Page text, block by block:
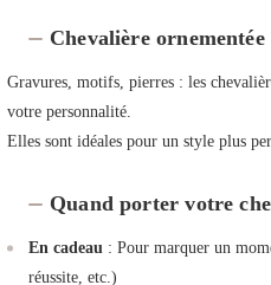
Chevalière ornementée
Gravures, motifs, pierres : les
votre personnalité.
Elles sont idéales pour un style plus
Quand porter votre
En cadeau : Pour marquer un
réussite, etc.)